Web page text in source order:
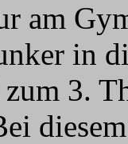
am
in
3.